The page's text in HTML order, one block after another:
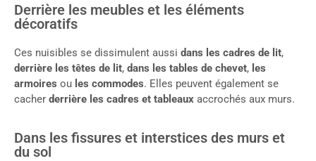
Derrière les meubles et les éléments
décoratifs
Ces nuisibles se dissimulent aussi dans les cadres de lit,
derrière les têtes de lit, dans les tables de chevet, les
armoires ou les commodes. Elles peuvent également se
cacher derrière les cadres et tableaux accrochés aux murs.
Dans les fissures et interstices des murs et
du sol